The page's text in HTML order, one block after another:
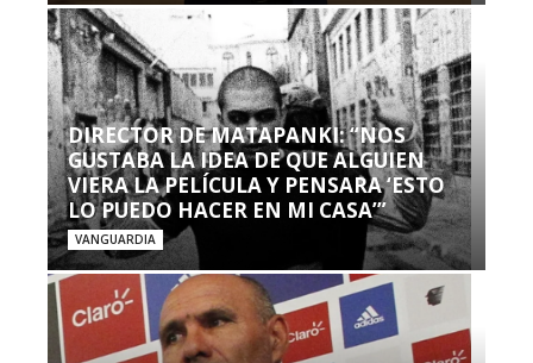
DIRECTOR DE MATAPANKI: “NOS
GUSTABA LA IDEA DE QUE ALGUIEN
VIERA LA PELÍCULA Y PENSARA ‘ESTO
LO PUEDO HACER EN MI CASA’”
VANGUARDIA